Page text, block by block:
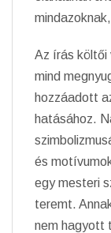
Az írás költői
mind
hozzáadott
hatásához.
és
egy mesteri
teremt.
nem hagyott